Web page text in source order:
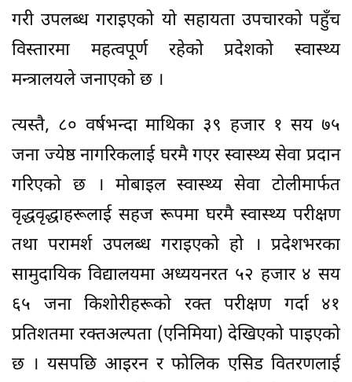
गरी उपलब्ध गराइएको यो सहायता उपचारको पहुँच
विस्तारमा महत्वपूर्ण रहेको प्रदेशको स्वास्थ्य
मन्त्रालयले जनाएको छ ।
त्यस्तै, ८० वर्षभन्दा माथिका ३९ हजार १ सय ७५
जना ज्येष्ठ नागरिकलाई घरमै गएर स्वास्थ्य सेवा प्रदान
गरिएको छ । मोबाइल स्वास्थ्य सेवा टोलीमार्फत
वृद्धवृद्धाहरूलाई सहज रूपमा घरमै स्वास्थ्य परीक्षण
तथा परामर्श उपलब्ध गराइएको हो । प्रदेशभरका
सामुदायिक विद्यालयमा अध्ययनरत ५२ हजार ४ सय
६५ जना किशोरीहरूको रक्त परीक्षण गर्दा ४१
प्रतिशतमा रक्तअल्पता (एनिमिया) देखिएको पाइएको
छ । यसपछि आइरन र फोलिक एसिड वितरणलाई